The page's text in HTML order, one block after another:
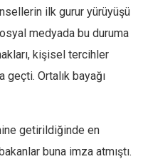
ilk gurur yürüyüşü
medyada bu duruma
kişisel tercihler
geçti. Ortalık bayağı
getirildiğinde en
buna imza atmıştı.